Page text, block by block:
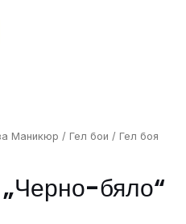
Маникюр / Гел бои / Гел боя
бяло“